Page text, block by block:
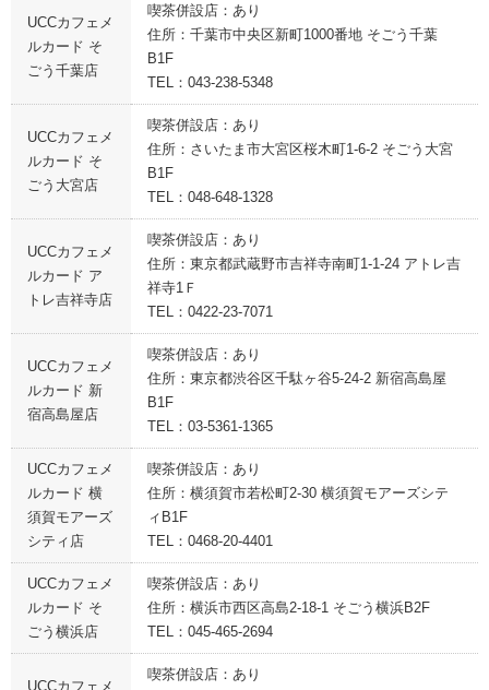
UCCカフェメ
ルカード そ
ごう千葉店
喫茶併設店：あり
住所：千葉市中央区新町1000番地 そごう千葉
B1F
TEL：043-238-5348
UCCカフェメ
ルカード そ
ごう大宮店
喫茶併設店：あり
住所：さいたま市大宮区桜木町1-6-2 そごう大宮
B1F
TEL：048-648-1328
UCCカフェメ
ルカード ア
トレ吉祥寺店
喫茶併設店：あり
住所：東京都武蔵野市吉祥寺南町1-1-24 アトレ吉
祥寺1Ｆ
TEL：0422-23-7071
UCCカフェメ
ルカード 新
宿高島屋店
喫茶併設店：あり
住所：東京都渋谷区千駄ヶ谷5-24-2 新宿高島屋
B1F
TEL：03-5361-1365
UCCカフェメ
ルカード 横
須賀モアーズ
シティ店
喫茶併設店：あり
住所：横須賀市若松町2-30 横須賀モアーズシテ
ィB1F
TEL：0468-20-4401
UCCカフェメ
ルカード そ
ごう横浜店
喫茶併設店：あり
住所：横浜市西区高島2-18-1 そごう横浜B2F
TEL：045-465-2694
UCCカフェメ
喫茶併設店：あり